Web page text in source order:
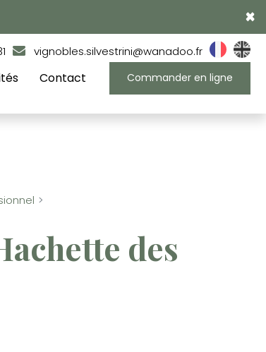
×
vignobles.silvestrini@wanadoo.fr
Contact Commander en ligne
des